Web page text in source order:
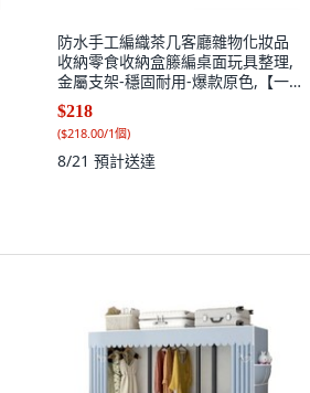
防水手工編織茶几客廳雜物化妝品
收納零食收納盒籐編桌面玩具整理,
金屬支架-穩固耐用-爆款原色,【一
件小】物美精緻, 1個
$218
($218.00/1個)
8/21 預計送達